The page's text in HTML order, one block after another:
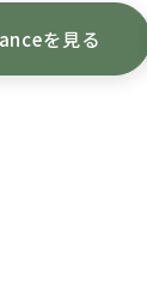
を見る